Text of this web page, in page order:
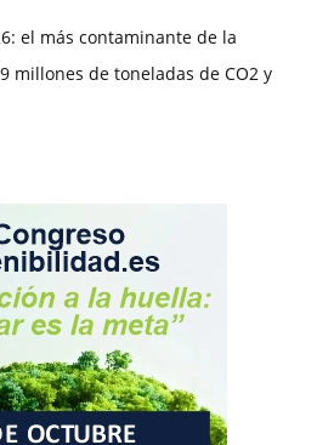
el más contaminante de la
millones de toneladas de CO2 y